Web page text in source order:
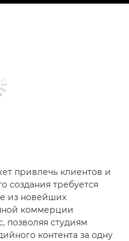
привлечь клиентов и
создания требуется
из новейших
коммерции
позволяя студиям
контента за одну